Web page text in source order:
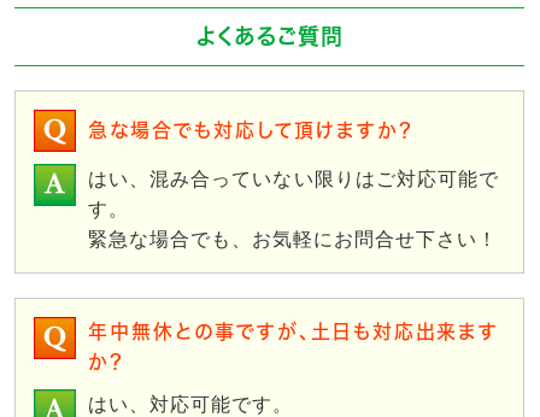
よくあるご質問
急な場合でも対応して頂けますか？
はい、混み合っていない限りはご対応可能で
す。
緊急な場合でも、お気軽にお問合せ下さい！
年中無休との事ですが、土日も対応出来ます
か？
はい、対応可能です。